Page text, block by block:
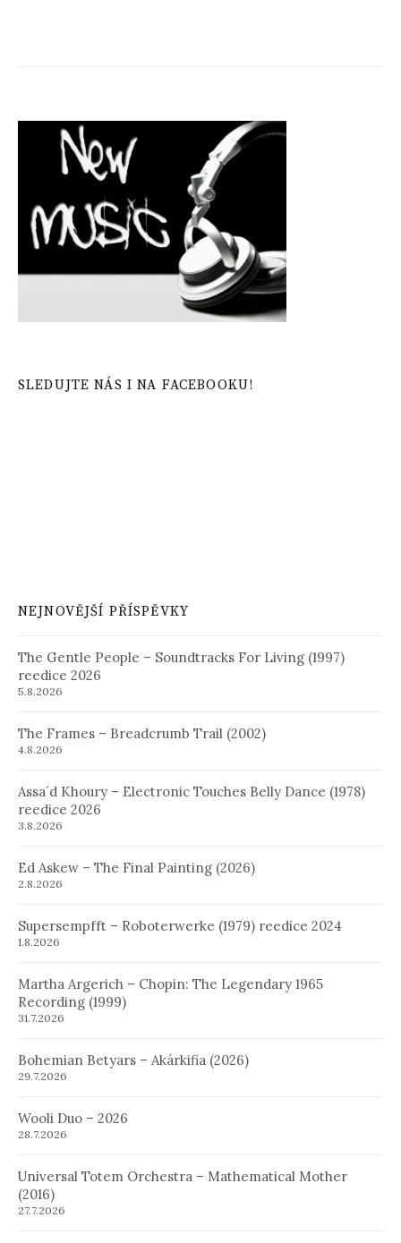
SLEDUJTE NÁS I NA FACEBOOKU!
NEJNOVĚJŠÍ PŘÍSPĚVKY
The Gentle People – Soundtracks For Living (1997)
reedice 2026
5.8.2026
The Frames – Breadcrumb Trail (2002)
4.8.2026
Assa´d Khoury – Electronic Touches Belly Dance (1978)
reedice 2026
3.8.2026
Ed Askew – The Final Painting (2026)
2.8.2026
Supersempfft – Roboterwerke (1979) reedice 2024
1.8.2026
Martha Argerich – Chopin: The Legendary 1965
Recording (1999)
31.7.2026
Bohemian Betyars – Akárkifia (2026)
29.7.2026
Wooli Duo – 2026
28.7.2026
Universal Totem Orchestra – Mathematical Mother
(2016)
27.7.2026